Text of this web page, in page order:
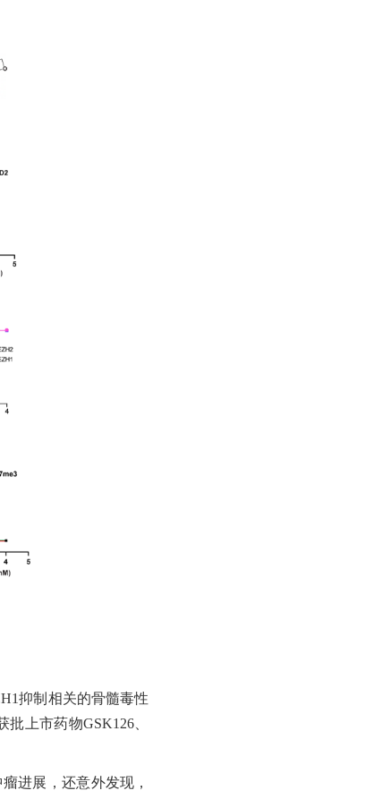
抑制相关的骨髓毒性
上市药物GSK126、
进展，还意外发现，